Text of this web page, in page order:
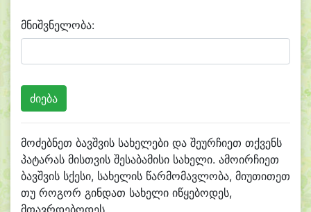
მნიშვნელობა:
მოძებნეთ ბავშვის სახელები და შეურჩიეთ თქვენს
პატარას მისთვის შესაბამისი სახელი. ამოირჩიეთ
ბავშვის სქესი, სახელის წარმომავლობა, მიუთითეთ
თუ როგორ გინდათ სახელი იწყებოდეს,
მთავრდებოდეს.